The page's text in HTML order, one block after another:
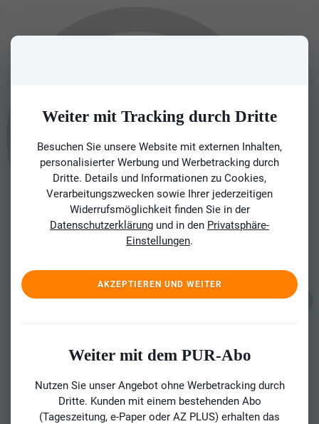
Weiter mit Tracking durch Dritte
Besuchen Sie unsere Website mit externen Inhalten,
personalisierter Werbung und Werbetracking durch
Dritte. Details und Informationen zu Cookies,
Verarbeitungszwecken sowie Ihrer jederzeitigen
Widerrufsmöglichkeit finden Sie in der
Datenschutzerklärung und in den Privatsphäre-
Einstellungen.
AKZEPTIEREN UND WEITER
Weiter mit dem PUR-Abo
Nutzen Sie unser Angebot ohne Werbetracking durch
Dritte. Kunden mit einem bestehenden Abo
(Tageszeitung, e-Paper oder AZ PLUS) erhalten das